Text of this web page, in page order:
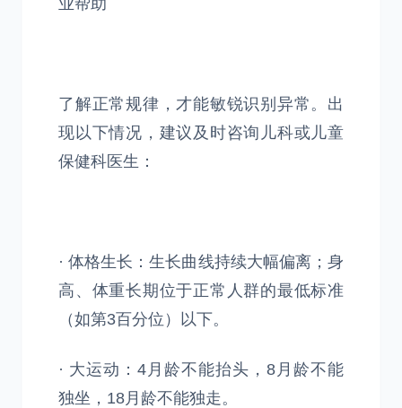
业帮助
了解正常规律，才能敏锐识别异常。出
现以下情况，建议及时咨询儿科或儿童
保健科医生：
· 体格生长：生长曲线持续大幅偏离；身
高、体重长期位于正常人群的最低标准
（如第3百分位）以下。
· 大运动：4月龄不能抬头，8月龄不能
独坐，18月龄不能独走。